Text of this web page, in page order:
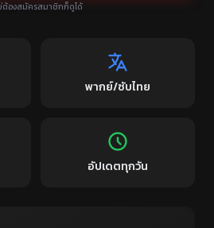
ต้องสมัครสมาชิกก็ดูได้
พากย์/ซับไทย
อัปเดตทุกวัน